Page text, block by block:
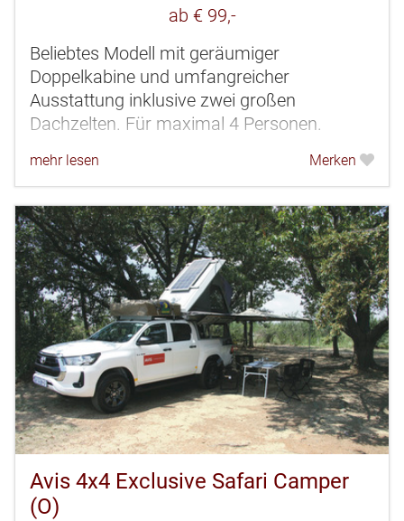
ab € 99,-
Beliebtes Modell mit geräumiger
Doppelkabine und umfangreicher
Ausstattung inklusive zwei großen
Dachzelten. Für maximal 4 Personen.
mehr lesen Merken
Avis 4x4 Exclusive Safari Camper
(O)